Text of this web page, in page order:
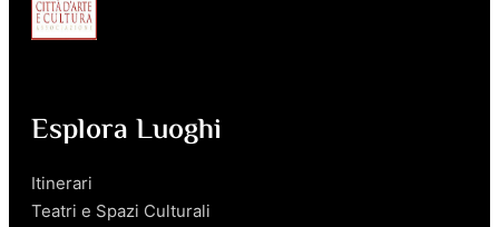
Esplora Luoghi
Itinerari
Teatri e Spazi Culturali